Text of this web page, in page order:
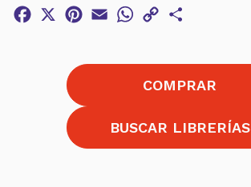
Facebook
X Pinterest
Email WhatsApp
Copy
Link
COMPRAR
BUSCAR LIBRERÍAS